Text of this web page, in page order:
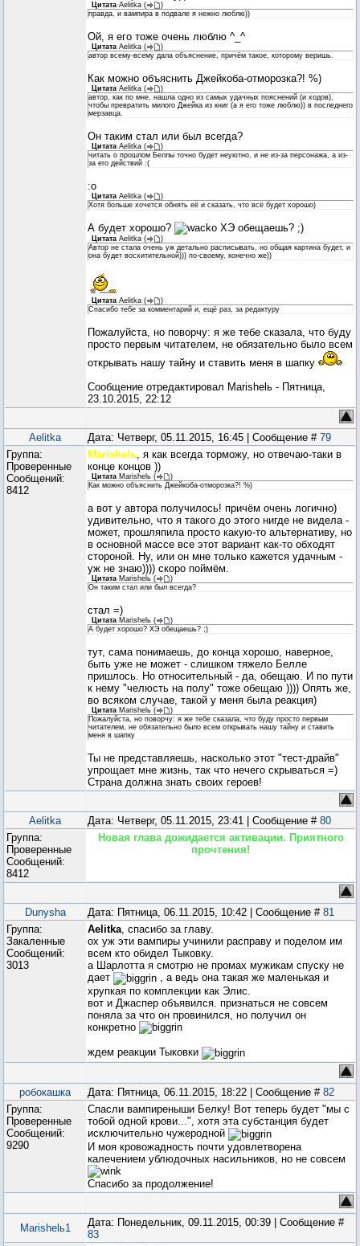
Цитата Aelitka (
)
правда, и вампира в подвале я нежно люблю))
Ой, я его тоже очень люблю ^_^
Цитата Aelitka (
)
автор всему-всему дала объяснение, причём такое, которому веришь.
Как можно объяснить Джейкоба-отморозка?! %)
Цитата Aelitka (
)
автор, как по мне, нашла одно из самых удачных пояснений (и ходов),
чтобы превратить милого Джейка из книг (а я его тоже люблю)) в последнего
мерзавца.
Он таким стал или был всегда?
Цитата Aelitka (
)
читать о прошлом Беллы точно будет неуютно, и не из-за персонажа, а из-
за его действий :(
:o
Цитата Aelitka (
)
Хотя больше хочется обнять её и сказать, что всё будет хорошо)
А будет хорошо? ХЭ обещаешь? ;)
Цитата Aelitka (
)
Автор не стала очень уж детально расписывать, но общая картина будет, и
она будет восхитительной))) по-своему, конечно же))
Цитата Aelitka (
)
Спасибо тебе за комментарий и, ещё раз, за редактуру
Пожалуйста, но поворчу: я же тебе сказала, что буду
просто первым читателем, не обязательно было всем
открывать нашу тайну и ставить меня в шапку
Сообщение отредактировал Marishelь - Пятница,
23.10.2015, 22:12
Aelitka Дата: Четверг, 05.11.2015, 16:45 | Сообщение # 79
Группа:
Проверенные
Сообщений:
8412
Marishelь, я как всегда торможу, но отвечаю-таки в
конце концов ))
Цитата Marishelь (
)
Как можно объяснить Джейкоба-отморозка?! %)
а вот у автора получилось! причём очень логично)
удивительно, что я такого до этого нигде не видела -
может, прошляпила просто какую-то альтернативу, но
в основной массе все этот вариант как-то обходят
стороной. Ну, или он мне только кажется удачным -
уж не знаю)))) скоро поймём.
Цитата Marishelь (
)
Он таким стал или был всегда?
стал =)
Цитата Marishelь (
)
А будет хорошо? ХЭ обещаешь? ;)
тут, сама понимаешь, до конца хорошо, наверное,
быть уже не может - слишком тяжело Белле
пришлось. Но относительный - да, обещаю. И по пути
к нему "челюсть на полу" тоже обещаю )))) Опять же,
во всяком случае, такой у меня была реакция)
Цитата Marishelь (
)
Пожалуйста, но поворчу: я же тебе сказала, что буду просто первым
читателем, не обязательно было всем открывать нашу тайну и ставить
меня в шапку
Ты не представляешь, насколько этот "тест-драйв"
упрощает мне жизнь, так что нечего скрываться =)
Страна должна знать своих героев!
Aelitka Дата: Четверг, 05.11.2015, 23:41 | Сообщение # 80
Группа:
Проверенные
Сообщений:
8412
Новая глава дожидается активации. Приятного
прочтения!
Dunysha Дата: Пятница, 06.11.2015, 10:42 | Сообщение # 81
Группа:
Закаленные
Сообщений:
3013
Aelitka, спасибо за главу.
ох уж эти вампиры учинили расправу и поделом им
всем кто обидел Тыковку.
а Шарлотта я смотрю не промах мужикам спуску не
дает
, а ведь она такая же маленькая и
хрупкая по комплекции как Элис.
вот и Джаспер объявился. признаться не совсем
поняла за что он провинился, но получил он
конкретно
ждем реакции Тыковки
робокашка Дата: Пятница, 06.11.2015, 18:22 | Сообщение # 82
Группа:
Проверенные
Сообщений:
9290
Спасли вампиреныши Белку! Вот теперь будет "мы с
тобой одной крови...", хотя эта субстанция будет
исключительно чужеродной
И моя кровожадность почти удовлетворена
калечением ублюдочных насильников, но не совсем
Спасибо за продолжение!
Marishelь1
Дата: Понедельник, 09.11.2015, 00:39 | Сообщение #
83